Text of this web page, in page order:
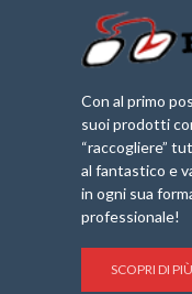
Con al primo
suoi prodotti
“raccogliere”
al fantastico e
in ogni sua
professionale!
SCOPRI DI PIÙ